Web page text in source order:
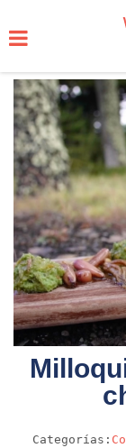
Categorías: